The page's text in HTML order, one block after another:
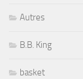
Autres
B.B. King
basket